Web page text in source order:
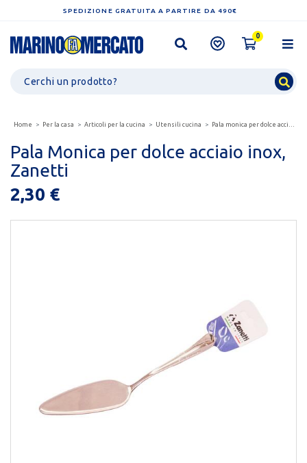
SPEDIZIONE GRATUITA A PARTIRE DA 490€
0
Home Per la casa Articoli per la cucina Utensili cucina Pala monica per dolce acciaio inox, zanetti
Pala Monica per dolce acciaio inox,
Zanetti
2,30 €